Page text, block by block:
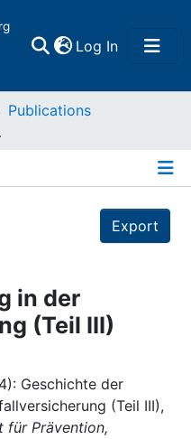
Log In(current)
Publications
III)
Export
in der
(Teil III)
Geschichte der
(Teil III),
für Prävention,